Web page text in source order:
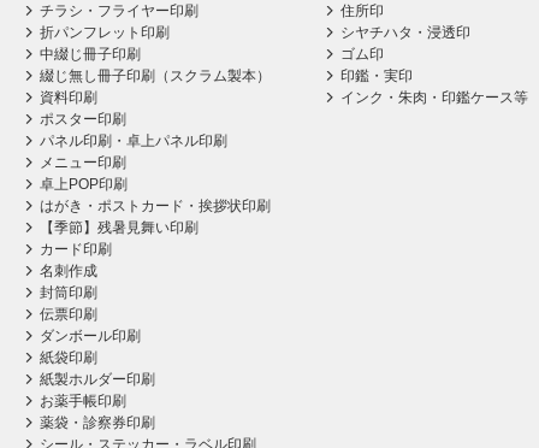
チラシ・フライヤー印刷
折パンフレット印刷
中綴じ冊子印刷
綴じ無し冊子印刷（スクラム製本）
資料印刷
ポスター印刷
パネル印刷・卓上パネル印刷
メニュー印刷
卓上POP印刷
はがき・ポストカード・挨拶状印刷
【季節】残暑見舞い印刷
カード印刷
名刺作成
封筒印刷
伝票印刷
ダンボール印刷
紙袋印刷
紙製ホルダー印刷
お薬手帳印刷
薬袋・診察券印刷
シール・ステッカー・ラベル印刷
住所印
シヤチハタ・浸透印
ゴム印
印鑑・実印
インク・朱肉・印鑑ケース等